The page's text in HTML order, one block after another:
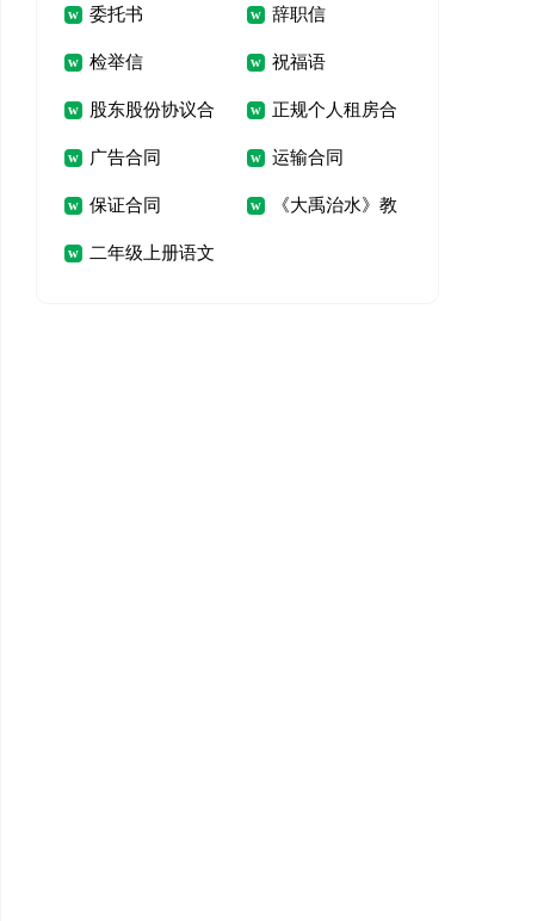
思
思 委托书 辞职信
检举信 祝福语
股东股份协议合
同
正规个人租房合
同
广告合同 运输合同
保证合同 《大禹治水》教
二年级上册语文